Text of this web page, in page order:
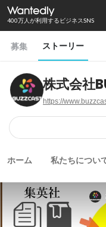
400万人が利用するビジネスSNS
募集 ストーリー
株式会社
https://
ホーム 私たちについ